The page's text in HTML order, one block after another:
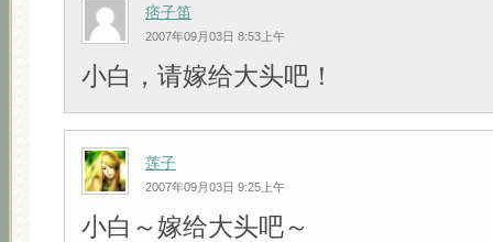
痞子笛
2007年09月03日 8:53上午
小白，请嫁给大头吧！
莲子
2007年09月03日 9:25上午
小白～嫁给大头吧～